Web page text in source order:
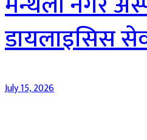
डायलाइसिस
July 15, 2026